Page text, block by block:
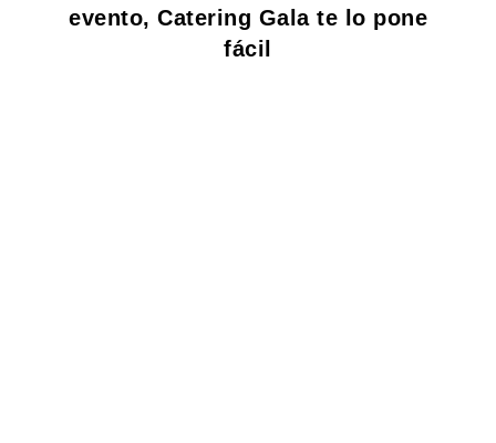
evento, Catering Gala te lo pone
fácil